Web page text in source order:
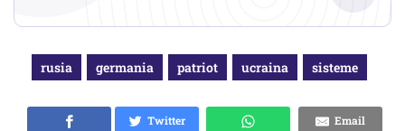
rusia germania patriot ucraina sisteme
Twitter
Email